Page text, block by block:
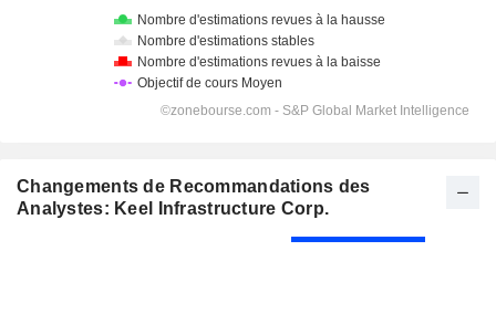
Changements de Recommandations des
Analystes: Keel Infrastructure Corp.